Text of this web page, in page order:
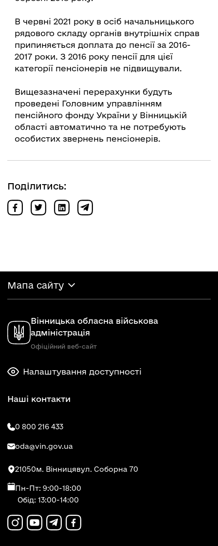
В червні 2021 року в осіб начальницького
рядового складу органів внутрішніх справ
припиняється доплата до пенсії за 2016-
2017 роки. З 2016 року пенсії для цієї
категорії пенсіонерів не підвищували.
Вищезазначені перерахунки будуть
проведені Головним управлінням
пенсійного фонду України у Вінницькій
області автоматично та не потребують
особистих звернень пенсіонерів.
Поділитись:
Мапа сайту
Вінницька обласна військова
адміністрація
Офіційний веб-сайт
Налаштування доступності
Наші контакти
0 800 216 433
oda@vin.gov.ua
21050м. Вінницявул. Соборна 70
Пн-Пт: 9:00-18:00
Обід: 13:00-14:00